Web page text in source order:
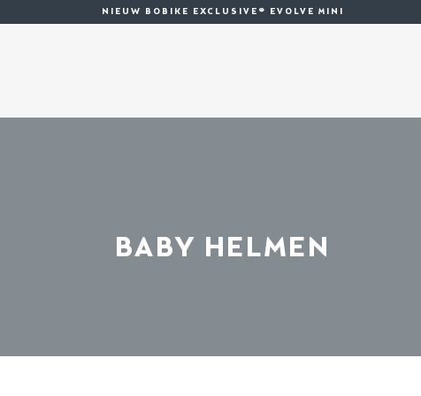
NIEUW BOBIKE EXCLUSIVE® EVOLVE MINI
BABY HELMEN